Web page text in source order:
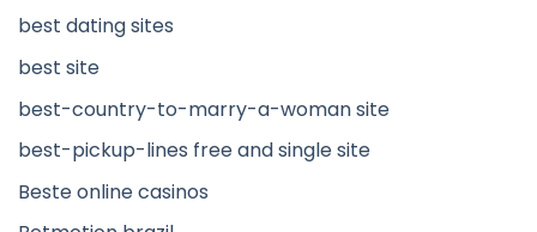
best dating sites
best site
best-country-to-marry-a-woman site
best-pickup-lines free and single site
Beste online casinos